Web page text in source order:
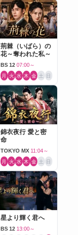
荊棘（いばら）の
花～奪われた私～
BS 12 07:00～
月 火 水 木 金 土 日
錦衣夜行 愛と密
命
TOKYO MX 11:04～
月 火 水 木 金 土 日
星より輝く君へ
BS 12 13:00～